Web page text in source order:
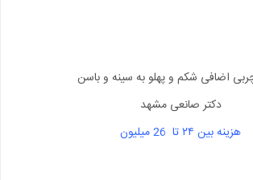
اضافی شکم و پهلو به سینه و باسن
دکتر صانعی مشهد
هزینه بین ۲۴ تا 26 میلیون